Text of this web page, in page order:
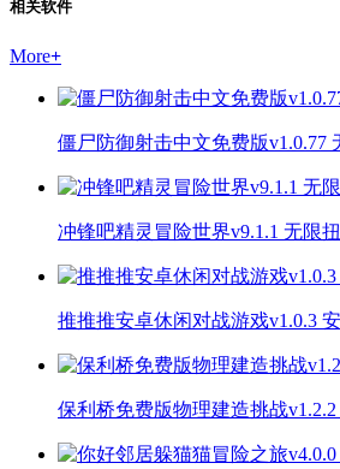
相关软件
More+
僵尸防御射击中文免费版v1.0.77
冲锋吧精灵冒险世界v9.1.1 无限
推推推安卓休闲对战游戏v1.0.3
保利桥免费版物理建造挑战